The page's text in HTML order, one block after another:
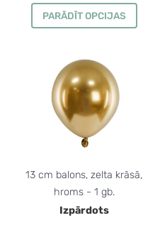
PARĀDĪT OPCIJAS
13 cm balons, zelta krāsā,
hroms - 1 gb.
Izpārdots